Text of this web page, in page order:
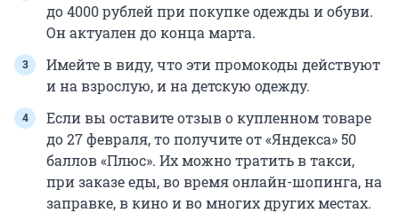
до 4000 рублей при покупке одежды и обуви.
Он актуален до конца марта.
Имейте в виду, что эти промокоды действуют
и на взрослую, и на детскую одежду.
Если вы оставите отзыв о купленном товаре
до 27 февраля, то получите от «Яндекса» 50
баллов «Плюс». Их можно тратить в такси,
при заказе еды, во время онлайн-шопинга, на
заправке, в кино и во многих других местах.